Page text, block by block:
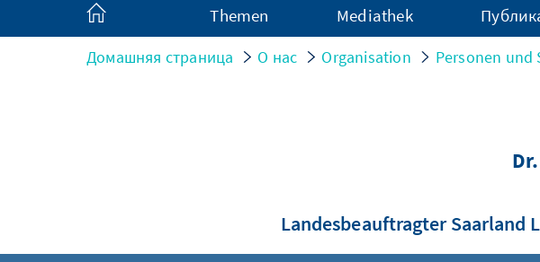
Themen Mediathek
Домашняя страница О нас Organisation Personen und
Landesbeauftragter Saarland